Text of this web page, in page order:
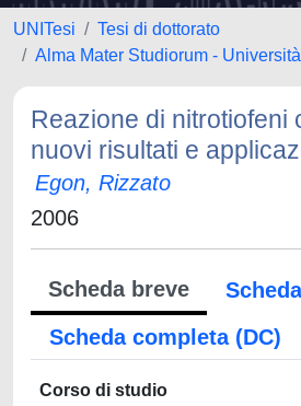
UNITesi
Tesi di dottorato
Alma Mater Studiorum -
Reazione di nitrotiofeni
nuovi risultati e
Egon, Rizzato
2006
Scheda breve
Scheda completa (DC)
Corso di studio